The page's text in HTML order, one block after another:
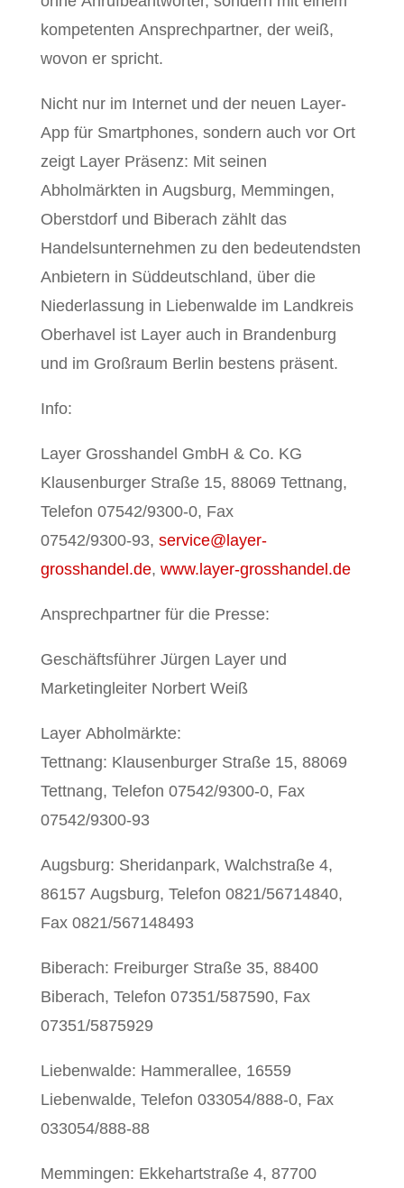
kompetenten Ansprechpartner, der weiß,
wovon er spricht.
Nicht nur im Internet und der neuen Layer-
App für Smartphones, sondern auch vor Ort
zeigt Layer Präsenz: Mit seinen
Abholmärkten in Augsburg, Memmingen,
Oberstdorf und Biberach zählt das
Handelsunternehmen zu den bedeutendsten
Anbietern in Süddeutschland, über die
Niederlassung in Liebenwalde im Landkreis
Oberhavel ist Layer auch in Brandenburg
und im Großraum Berlin bestens präsent.
Info:
Layer Grosshandel GmbH & Co. KG
Klausenburger Straße 15, 88069 Tettnang,
Telefon 07542/9300-0, Fax
07542/9300-93, service@layer-
grosshandel.de, www.layer-grosshandel.de
Ansprechpartner für die Presse:
Geschäftsführer Jürgen Layer und
Marketingleiter Norbert Weiß
Layer Abholmärkte:
Tettnang: Klausenburger Straße 15, 88069
Tettnang, Telefon 07542/9300-0, Fax
07542/9300-93
Augsburg: Sheridanpark, Walchstraße 4,
86157 Augsburg, Telefon 0821/56714840,
Fax 0821/567148493
Biberach: Freiburger Straße 35, 88400
Biberach, Telefon 07351/587590, Fax
07351/5875929
Liebenwalde: Hammerallee, 16559
Liebenwalde, Telefon 033054/888-0, Fax
033054/888-88
Memmingen: Ekkehartstraße 4, 87700